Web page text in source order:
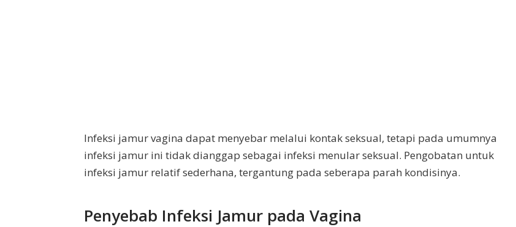
Infeksi jamur vagina dapat menyebar melalui kontak seksual, tetapi pada umumnya
infeksi jamur ini tidak dianggap sebagai infeksi menular seksual. Pengobatan untuk
infeksi jamur relatif sederhana, tergantung pada seberapa parah kondisinya.
Penyebab Infeksi Jamur pada Vagina